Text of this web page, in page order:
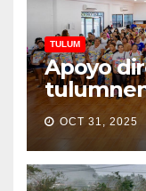
TULUM
Apoyo
OCT 31, 2025